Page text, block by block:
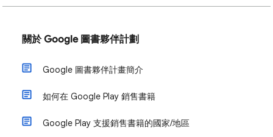
關於 Google 圖書夥伴計劃
Google 圖書夥伴計畫簡介
如何在 Google Play 銷售書籍
Google Play 支援銷售書籍的國家/地區